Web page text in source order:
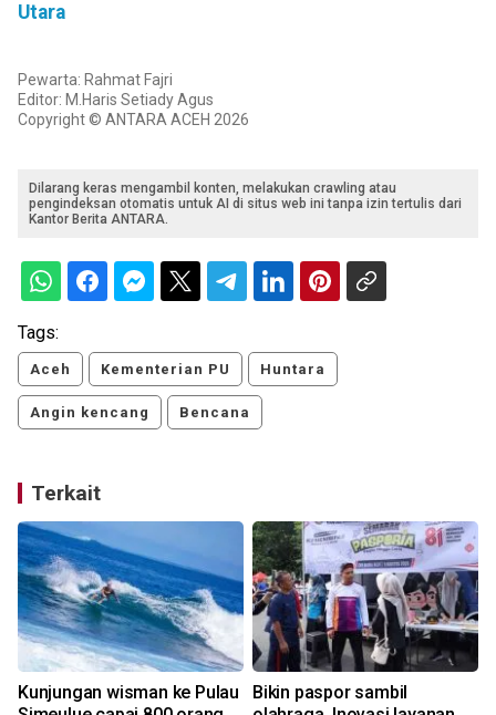
Utara
Pewarta: Rahmat Fajri
Editor: M.Haris Setiady Agus
Copyright © ANTARA ACEH 2026
Dilarang keras mengambil konten, melakukan crawling atau
pengindeksan otomatis untuk AI di situs web ini tanpa izin tertulis dari
Kantor Berita ANTARA.
Tags:
Aceh Kementerian PU Huntara
Angin kencang Bencana
Terkait
Kunjungan wisman ke Pulau
Bikin paspor sambil